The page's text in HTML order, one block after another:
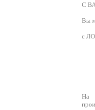
С
Вы
с
На